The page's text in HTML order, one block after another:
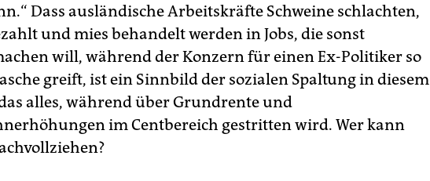
Dass ausländische Arbeitskräfte Schweine schlachten,
und mies behandelt werden in Jobs, die sonst
will, während der Konzern für einen Ex-Politiker so
greift, ist ein Sinnbild der so­zia­len Spaltung in diesem
alles, während über Grundrente und
im Centbereich gestritten wird. Wer kann